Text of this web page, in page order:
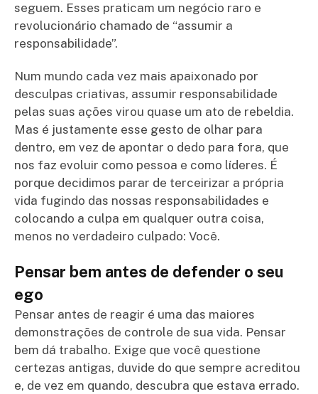
seguem. Esses praticam um negócio raro e
revolucionário chamado de “assumir a
responsabilidade”.
Num mundo cada vez mais apaixonado por
desculpas criativas, assumir responsabilidade
pelas suas ações virou quase um ato de rebeldia.
Mas é justamente esse gesto de olhar para
dentro, em vez de apontar o dedo para fora, que
nos faz evoluir como pessoa e como líderes. É
porque decidimos parar de terceirizar a própria
vida fugindo das nossas responsabilidades e
colocando a culpa em qualquer outra coisa,
menos no verdadeiro culpado: Você.
Pensar bem antes de defender o seu
ego
Pensar antes de reagir é uma das maiores
demonstrações de controle de sua vida. Pensar
bem dá trabalho. Exige que você questione
certezas antigas, duvide do que sempre acreditou
e, de vez em quando, descubra que estava errado.